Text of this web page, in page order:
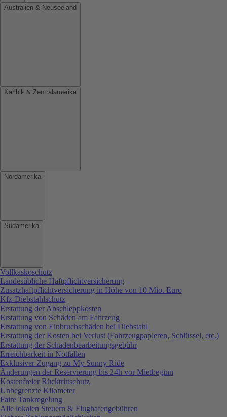
Australien & Neuseeland
Karibik & Zentralamerika
Nordamerika
Südamerika
Vollkaskoschutz
Landesübliche Haftpflichtversicherung
Zusatzhaftpflichtversicherung in Höhe von 10 Mio. Euro
Kfz-Diebstahlschutz
Erstattung der Abschleppkosten
Erstattung von Schäden am Fahrzeug
Erstattung von Einbruchschäden bei Diebstahl
Erstattung der Kosten bei Verlust (Fahrzeugpapieren, Schlüssel, etc.)
Erstattung der Schadenbearbeitungsgebühr
Erreichbarkeit in Notfällen
Exklusiver Zugang zu My Sunny Ride
Änderungen der Reservierung bis 24h vor Mietbeginn
Kostenfreier Rücktrittschutz
Unbegrenzte Kilometer
Faire Tankregelung
Alle lokalen Steuern & Flughafengebühren